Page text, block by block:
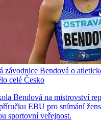
závodnice Bendová o
celé Česko
Bendová na mistrovství
EBU pro snímání
sportovní veřejnost.